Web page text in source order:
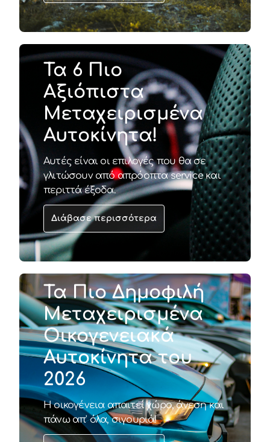
Τα 6 Πιο
Αξιόπιστα
Μεταχειρισμένα
Αυτοκίνητα!
Αυτές είναι οι επιλογές που θα σε
γλιτώσουν από απρόοπτα service και
περιττά έξοδα.
Διάβασε περισσότερα
Τα Πιο Δημοφιλή
Μεταχειρισμένα
Οικογενειακά
Αυτοκίνητα του
2026
Η οικογένεια απαιτεί χώρο, άνεση και
πάνω απ' όλα, σιγουριά!